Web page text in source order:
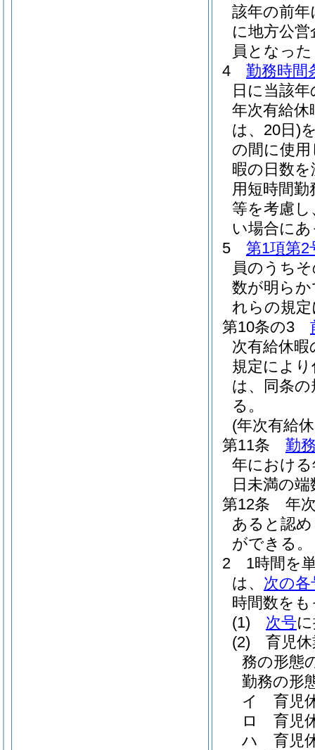
該年の前
に地方公
員となっ
4
勤務時間
日に当該
年次有給休
は、20日)
の間に使
暇の日数
用短時間
等を考慮
い場合に
5
第1項第2
員のうち
数が明ら
れらの規
第10条の3
次有給休
規定によ
は、同条
る。
(年次有給
第11条
勤
年におけ
日未満の
第12条
年
あると認
ができる。
2
1時間を
は、 次の各
時間数を
(1)
次号
(2)
育児
務の形態
勤務の形
イ
育児
ロ
育児
ハ
育児